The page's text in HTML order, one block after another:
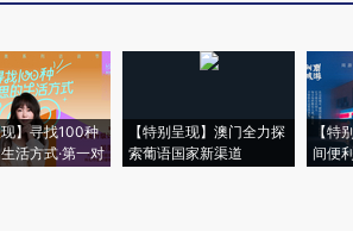
现】寻找100种
活方式·第一对
【特别呈现】澳门全力探
索葡语国家新渠道
【特
间便